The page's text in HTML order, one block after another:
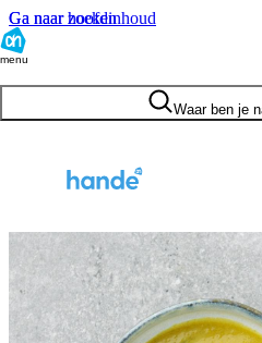
Ga naar hoofdinhoud
Ga naar zoeken
menu
Waar ben je